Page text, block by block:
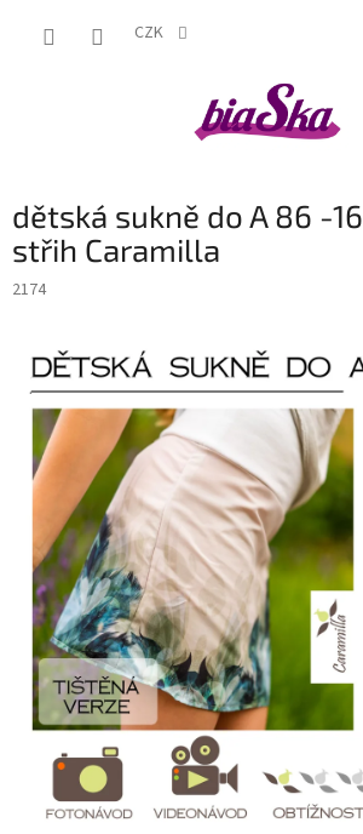
CZK
dětská sukně do A 86 -
střih Caramilla
2174